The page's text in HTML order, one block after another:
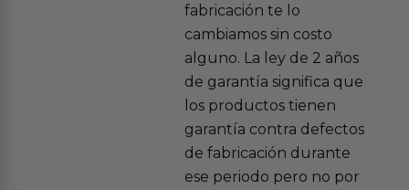
fabricación te lo
cambiamos sin costo
alguno. La ley de 2 años
de garantía significa que
los productos tienen
garantía contra defectos
de fabricación durante
ese periodo pero no por